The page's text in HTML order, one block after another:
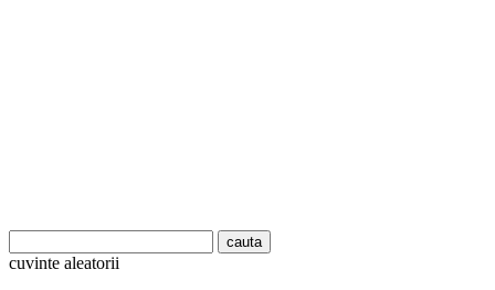
cuvinte aleatorii